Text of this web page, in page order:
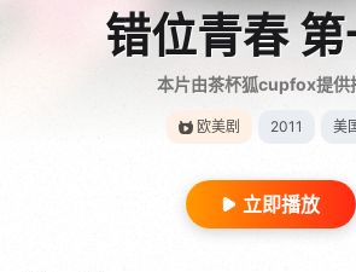
错位青春
本片由茶杯狐cupfox提供
欧美剧 2011 美
立即播放